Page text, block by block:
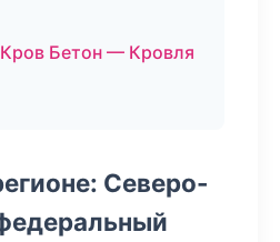
Бетон — Кровля
Северо-